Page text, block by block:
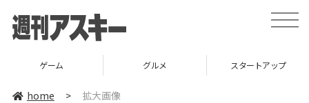
toggle
ゲーム グルメ スタートアップ
home > 拡大画像